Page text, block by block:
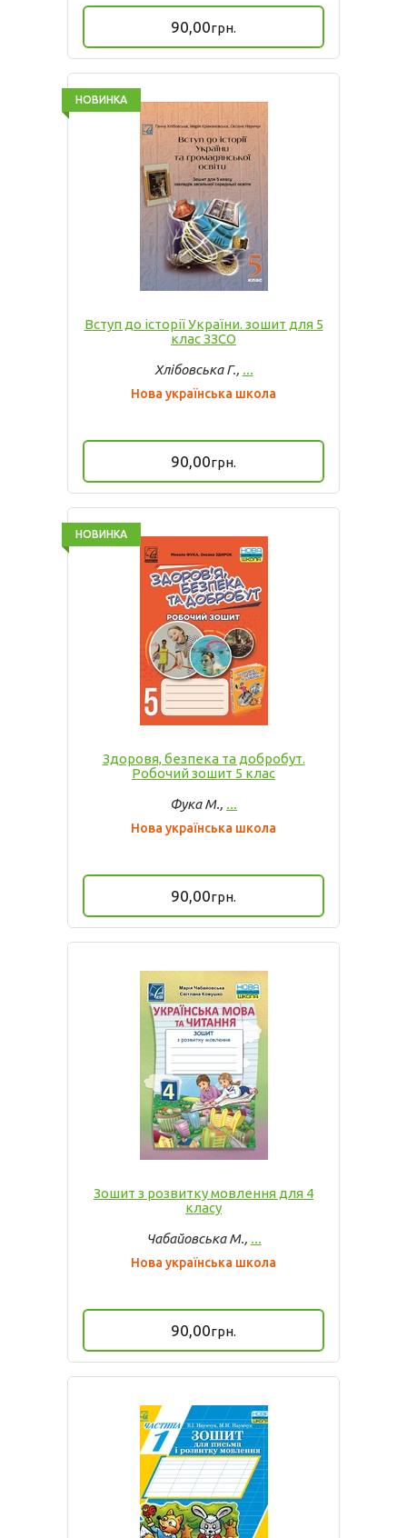
90,00грн.
Вступ до історії України. зошит для 5
клас ЗЗСО
Хлібовська Г., ...
Нова українська школа
90,00грн.
НОВИНКА
Здоровя, безпека та добробут.
Робочий зошит 5 клас
Фука М., ...
Нова українська школа
90,00грн.
НОВИНКА
Зошит з розвитку мовлення для 4
класу
Чабайовська М., ...
Нова українська школа
90,00грн.